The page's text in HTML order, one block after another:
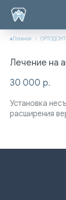
Главная
Лечение на
30 000 р.
Установка
расширения